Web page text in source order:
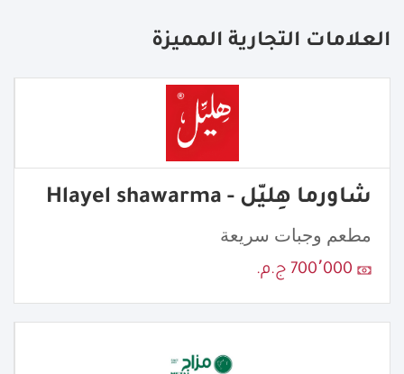
العلامات التجارية المميزة
شاورما هِليّل - Hlayel shawarma
مطعم وجبات سريعة
700٬000 ج.م.